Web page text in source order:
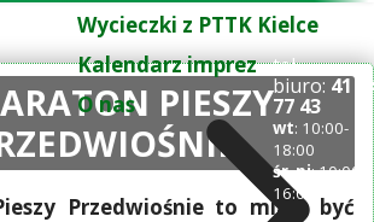
Wycieczki z PTTK Kielce
Kalendarz imprez
O nas
tel.
biuro: 41
77 43
wt: 10:00-
18:00
śr-pi: 10:00-
16:00
PIESZY
Przedwiośnie to miała być